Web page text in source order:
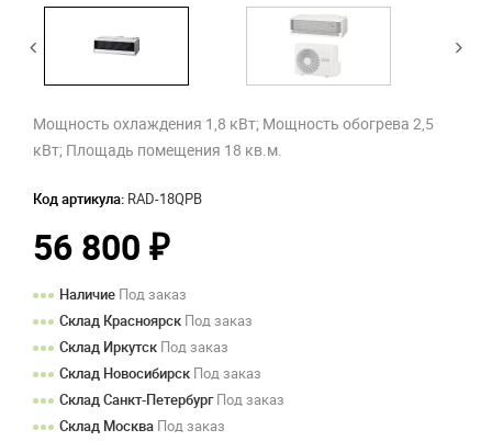
Мощность охлаждения 1,8 кВт; Мощность обогрева 2,5
кВт; Площадь помещения 18 кв.м.
Код артикула: RAD-18QPB
56 800 ₽
Наличие Под заказ
Склад Красноярск Под заказ
Склад Иркутск Под заказ
Склад Новосибирск Под заказ
Склад Санкт-ПетербургПод заказ
Склад Москва Под заказ